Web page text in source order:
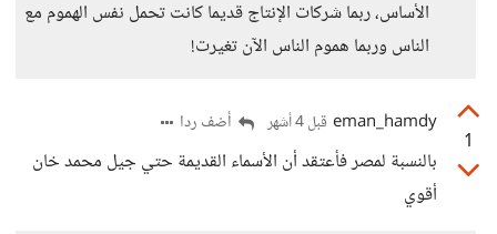
الأساس، ربما شركات الإنتاج قديما كانت تحمل نفس الهموم مع
الناس وربما هموم الناس الآن تغيرت!
1
eman_hamdy قبل 4 أشهر أضف ردا
بالنسبة لمصر فأعتقد أن الأسماء القديمة حتي جيل محمد خان
أقوي